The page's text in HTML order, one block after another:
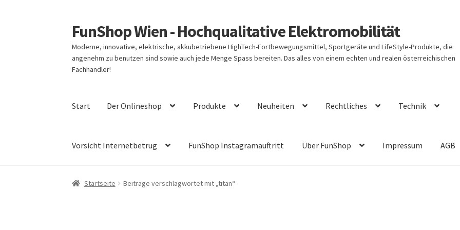
Zur
Navigation
springen
Zum
Inhalt
springen
FunShop Wien - Hochqualitative Elektromobilität
Moderne, innovative, elektrische, akkubetriebene HighTech-Fortbewegungsmittel, Sportgeräte und LifeStyle-Produkte, die
angenehm zu benutzen sind sowie auch jede Menge Spass bereiten. Das alles von einem echten und realen österreichischen
Fachhändler!
Start Der Onlineshop Produkte Neuheiten Rechtliches Technik
Vorsicht Internetbetrug FunShop Instagramauftritt Über FunShop Impressum AGB
Startseite Beiträge verschlagwortet mit „titan“